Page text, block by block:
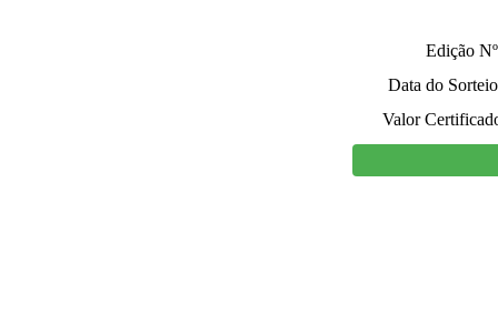
Edição
Data do
Valor